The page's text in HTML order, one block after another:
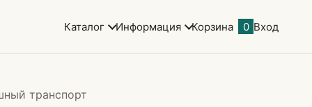
Каталог Информация Корзина 0 Вход
транспорт